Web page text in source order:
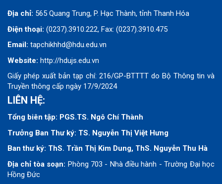
Địa chỉ: 565 Quang Trung, P. Hạc Thành, tỉnh Thanh Hóa
Điện thoại: (0237).3910.222, Fax: (0237).3910.475
Email: tapchikhhd@hdu.edu.vn
Website: http://hdujs.edu.vn
Giấy phép xuất bản tạp chí: 216/GP-BTTTT do Bộ Thông tin và
Truyền thông cấp ngày 17/9/2024
LIÊN HỆ:
Tổng biên tập: PGS.TS. Ngô Chí Thành
Trưởng Ban Thư ký: TS. Nguyễn Thị Việt Hưng
Ban thư ký: ThS. Trần Thị Kim Dung, ThS. Nguyễn Thu Hà
Địa chỉ tòa soạn: Phòng 703 - Nhà điều hành - Trường Đại học
Hồng Đức